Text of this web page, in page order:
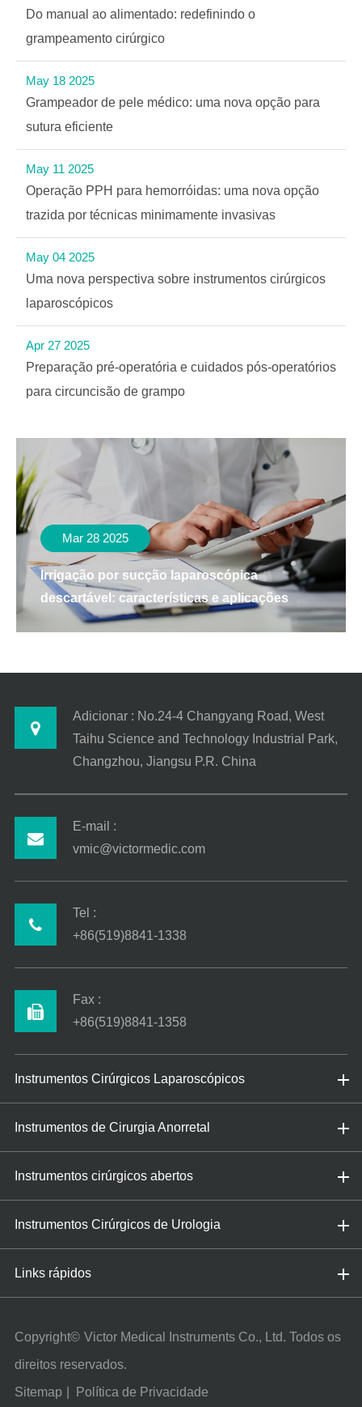
Do manual ao alimentado: redefinindo o
grampeamento cirúrgico
May 18 2025
Grampeador de pele médico: uma nova opção para
sutura eficiente
May 11 2025
Operação PPH para hemorróidas: uma nova opção
trazida por técnicas minimamente invasivas
May 04 2025
Uma nova perspectiva sobre instrumentos cirúrgicos
laparoscópicos
Apr 27 2025
Preparação pré-operatória e cuidados pós-operatórios
para circuncisão de grampo
Mar 28 2025
Irrigação por sucção laparoscópica
descartável: características e aplicações
Adicionar : No.24-4 Changyang Road, West
Taihu Science and Technology Industrial Park,
Changzhou, Jiangsu P.R. China
E-mail :
vmic@victormedic.com
Tel :
+86(519)8841-1338
Fax :
+86(519)8841-1358
Instrumentos Cirúrgicos Laparoscópicos
Instrumentos de Cirurgia Anorretal
Instrumentos cirúrgicos abertos
Instrumentos Cirúrgicos de Urologia
Links rápidos
Copyright© Victor Medical Instruments Co., Ltd. Todos os
direitos reservados.
Sitemap
Política de Privacidade